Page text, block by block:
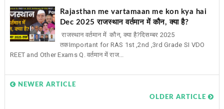
Rajasthan me vartamaan me kon kya hai
Dec 2025 राजस्थान वर्तमान में कौन, क्या है?
राजस्थान वर्तमान में कौन, क्या है?दिसम्बर 2025
तकImportant for RAS 1st ,2nd ,3rd Grade SI VDO
REET and Other Exams Q. वर्तमान में राज...
NEWER ARTICLE
OLDER ARTICLE